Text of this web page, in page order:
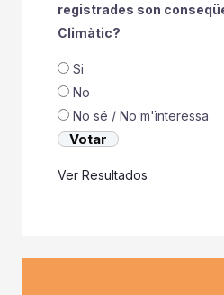
registrades son
Climàtic?
Si
No
No sé / No m'ìnteressa
Ver Resultados